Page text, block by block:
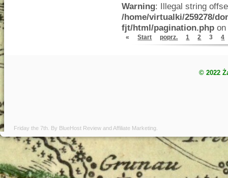
Warning: Illegal string
/home/virtualki/259278/
fjt/html/pagination.php
« Start poprz. 1 2 3 4
© 2022
Friday the 7th. By BlueHost Review andAffiliate Marketing